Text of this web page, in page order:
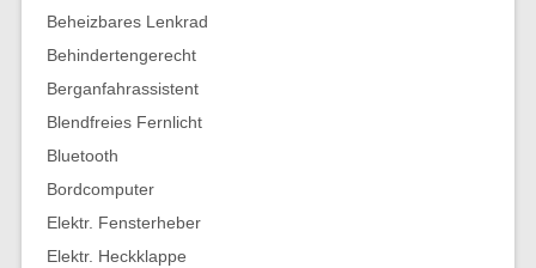
Beheizbares Lenkrad
Behindertengerecht
Berganfahrassistent
Blendfreies Fernlicht
Bluetooth
Bordcomputer
Elektr. Fensterheber
Elektr. Heckklappe